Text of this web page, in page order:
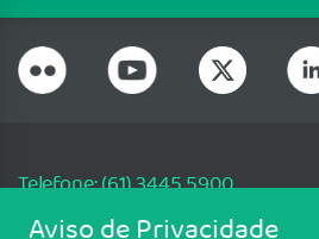
Telefone: (61) 3445 5900
Email: cfm@portalmedico.org.br